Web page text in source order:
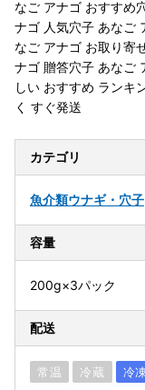
なご アナゴ おすすめ
ナゴ 人気穴子 あなご
なご アナゴ お取り寄
ナゴ 贈答穴子 あなご
しい おすすめ ランキ
く すぐ発送
カテゴリ
魚介類ウナギ・穴子
容量
200g×3パック
配送
常温 冷蔵 冷凍